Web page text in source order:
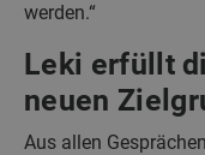
werden.“
Leki erfüllt
neuen
Aus allen